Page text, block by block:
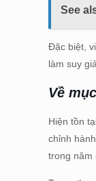
See
Đặc biệt,
làm suy
Về
Hiện tồn
chỉnh
trong năm